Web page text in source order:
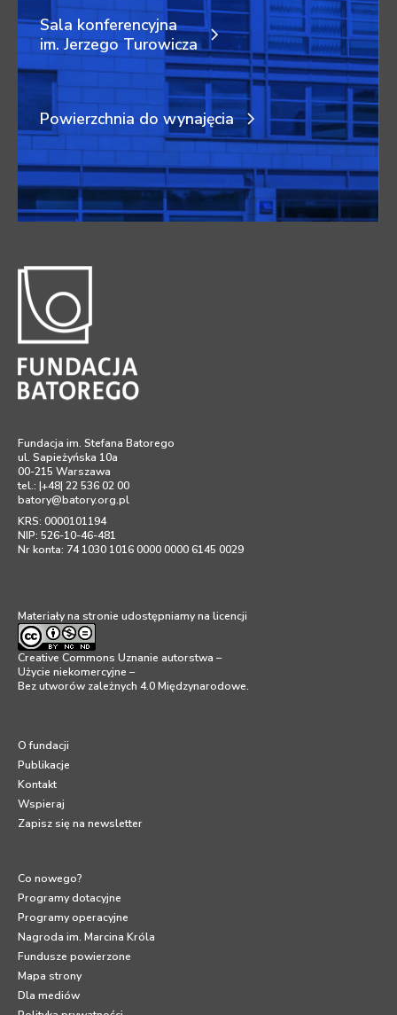
Fundacja im. Stefana Batorego
ul. Sapieżyńska 10a
00-215 Warszawa
tel.: |+48| 22 536 02 00
batory@batory.org.pl
KRS: 0000101194
NIP: 526-10-46-481
Nr konta: 74 1030 1016 0000 0000 6145 0029
Materiały na stronie udostępniamy na licencji
Creative Commons Uznanie autorstwa –
Użycie niekomercyjne –
Bez utworów zależnych 4.0 Międzynarodowe.
O fundacji
Publikacje
Kontakt
Wspieraj
Zapisz się na newsletter
Co nowego?
Programy dotacyjne
Programy operacyjne
Nagroda im. Marcina Króla
Fundusze powierzone
Mapa strony
Dla mediów
Sala konferencyjna
im. Jerzego Turowicza
Powierzchnia do wynajęcia